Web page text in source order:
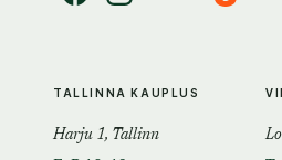
TALLINNA KAUPLUS
Harju 1, Tallinn